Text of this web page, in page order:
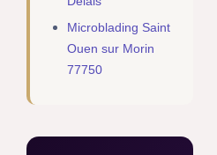
Microblading Saint
Ouen sur Morin
77750